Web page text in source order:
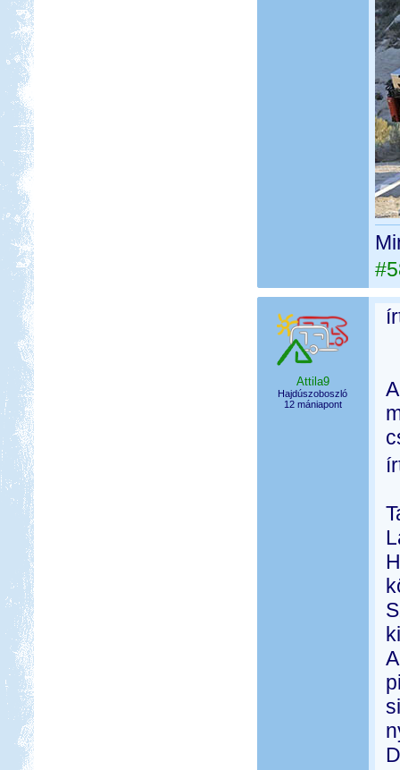
Attila9
Hajdúszoboszló
12 mániapont